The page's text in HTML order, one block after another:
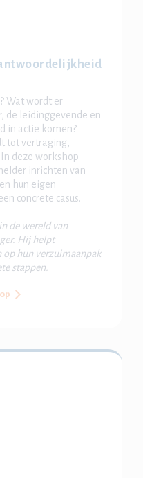
Wat wordt er
de leidinggevende en
in actie komen?
tot vertraging,
deze workshop
inrichten van
hun eigen
concrete casus.
de wereld van
Hij helpt
hun verzuimaanpak
stappen.